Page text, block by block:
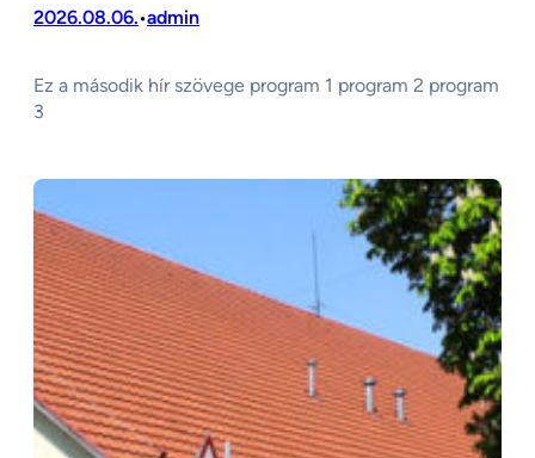
2026.08.06.•admin
Ez a második hír szövege program 1 program 2 program
3